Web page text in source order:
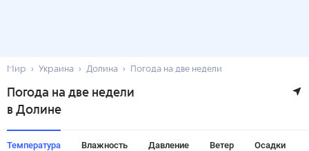
Мир Украина Долина Погода на две недели
Погода на две недели
в Долине
Температура Влажность Давление Ветер Осадки